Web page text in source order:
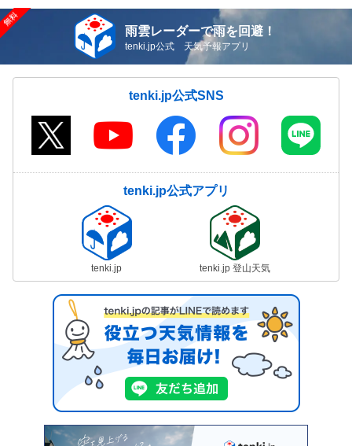
雨雲レーダーで雨を回避！
tenki.jp公式 天気予報アプリ
tenki.jp公式SNS
tenki.jp公式アプリ
tenki.jp tenki.jp 登山天気